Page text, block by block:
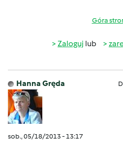
Góra
Zaloguj lub
Hanna Gręda
sob., 05/18/2013 - 13:17